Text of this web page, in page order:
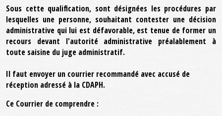
Sous cette qualification, sont désignées les procédures par
lesquelles une personne, souhaitant contester une décision
administrative qui lui est défavorable, est tenue de former un
recours devant l'autorité administrative préalablement à
toute saisine du juge administratif.
Il faut envoyer un courrier recommandé avec accusé de
réception adressé à la CDAPH.
Ce Courrier de comprendre :